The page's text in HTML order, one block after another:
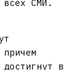
всех СМИ.
в